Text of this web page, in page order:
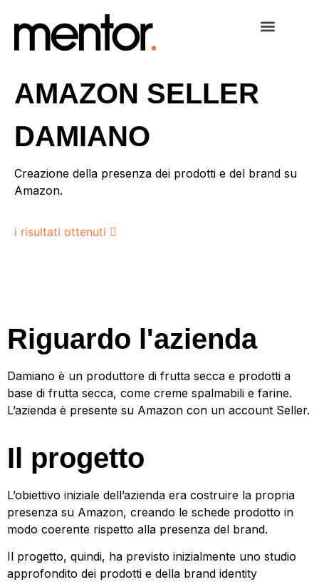
AMAZON SELLER
DAMIANO
Creazione della presenza dei prodotti e del brand su
Amazon.
i risultati ottenuti
Riguardo l'azienda
Damiano è un produttore di frutta secca e prodotti a
base di frutta secca, come creme spalmabili e farine.
L’azienda è presente su Amazon con un account Seller.
Il progetto
L’obiettivo iniziale dell’azienda era costruire la propria
presenza su Amazon, creando le schede prodotto in
modo coerente rispetto alla presenza del brand.
Il progetto, quindi, ha previsto inizialmente uno studio
approfondito dei prodotti e della brand identity